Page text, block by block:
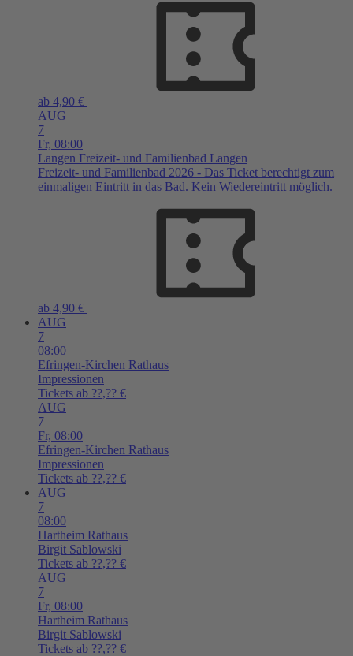
ab 4,90 €
AUG
7
Fr, 08:00
Langen Freizeit- und Familienbad Langen
Freizeit- und Familienbad 2026 - Das Ticket berechtigt zum
einmaligen Eintritt in das Bad. Kein Wiedereintritt möglich.
ab 4,90 €
AUG
7
08:00
Efringen-Kirchen Rathaus
Impressionen
Tickets ab ??,?? €
AUG
7
Fr, 08:00
Efringen-Kirchen Rathaus
Impressionen
Tickets ab ??,?? €
AUG
7
08:00
Hartheim Rathaus
Birgit Sablowski
Tickets ab ??,?? €
AUG
7
Fr, 08:00
Hartheim Rathaus
Birgit Sablowski
Tickets ab ??,?? €